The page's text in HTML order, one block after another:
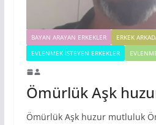
BAYAN ARAYAN ERKEKLER
ERKEK
EVLENMEK İSTEYEN ERKEKLER
Ömürlük Aşk
Ömürlük Aşk huzur mutluluk